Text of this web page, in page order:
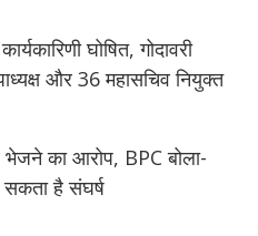
घोषित, गोदावरी
और 36 महासचिव नियुक्त
भेजने का आरोप, BPC बोला-
है संघर्ष